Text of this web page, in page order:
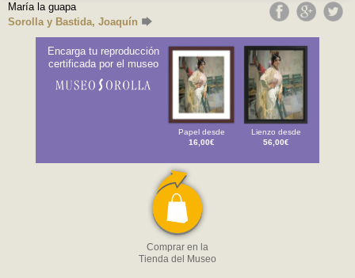
María la guapa
Sorolla y Bastida, Joaquín
Encarga tu reproducción
certificada por el museo
Papel desde
16,00€
Lienzo desde
56,00€
Comprar en la
Tienda del Museo